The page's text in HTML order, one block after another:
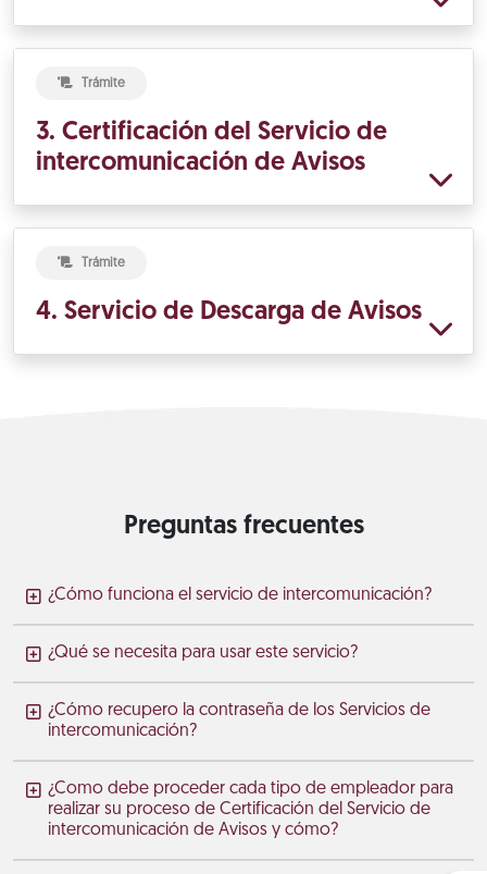
Trámite
3. Certificación del Servicio de
intercomunicación de Avisos
Trámite
4. Servicio de Descarga de Avisos
Preguntas frecuentes
¿Cómo funciona el servicio de intercomunicación?
¿Qué se necesita para usar este servicio?
¿Cómo recupero la contraseña de los Servicios de
intercomunicación?
¿Como debe proceder cada tipo de empleador para
realizar su proceso de Certificación del Servicio de
intercomunicación de Avisos y cómo?